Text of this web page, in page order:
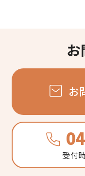
お
受付